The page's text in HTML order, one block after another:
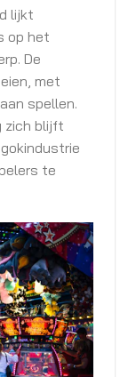
lijkt
op het
De
met
spellen.
zich blijft
te